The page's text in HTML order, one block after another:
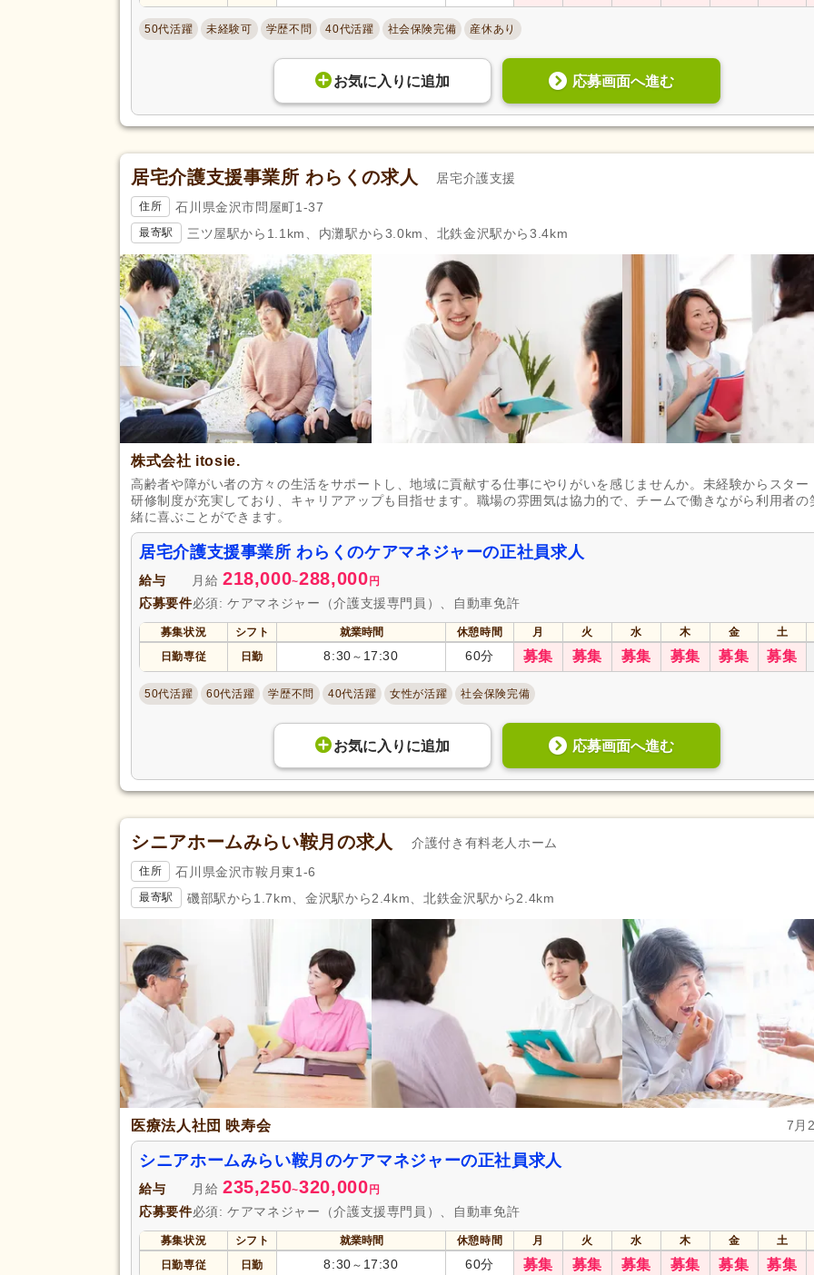
50代活躍 未経験可 学歴不問 40代活躍 社会保険完備 産休あり
お気に入り に追加 応募画面へ進む
居宅介護支援事業所 わらくの求人 居宅介護支援
住所 石川県金沢市問屋町1-37
最寄駅 三ツ屋駅から1.1km、内灘駅から3.0km、北鉄金沢駅から3.4km
株式会社 itosie.
高齢者や障がい者の方々の生活をサポートし、地域に貢献する仕事にやりがいを感じませんか。未経験からスター
研修制度が充実しており、キャリアアップも目指せます。職場の雰囲気は協力的で、チームで働きながら利用者の
緒に喜ぶことができます。
居宅介護支援事業所 わらくのケアマネジャーの正社員求人
給与 月給 218,000~288,000 円
応募要件必須: ケアマネジャー（介護支援専門員）、自動車免許
募集状況 シフト 就業時間 休憩時間 月 火 水 木 金
土
日勤専従
日勤 8:30 ～ 17:30 60分 募集 募集 募集 募集 募集 募集
50代活躍 60代活躍 学歴不問 40代活躍 女性が活躍 社会保険完備
お気に入り に追加 応募画面へ進む
シニアホームみらい鞍月の求人 介護付き有料老人ホーム
住所 石川県金沢市鞍月東1-6
最寄駅 磯部駅から1.7km、金沢駅から2.4km、北鉄金沢駅から2.4km
医療法人社団 映寿会 7月
シニアホームみらい鞍月のケアマネジャーの正社員求人
給与 月給 235,250~320,000 円
応募要件必須: ケアマネジャー（介護支援専門員）、自動車免許
募集状況 シフト 就業時間 休憩時間 月 火 水 木 金
土
日勤専従
日勤 8:30 ～ 17:30 60分 募集 募集 募集 募集 募集 募集